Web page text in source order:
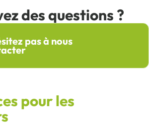
des questions ?
pas à nous
pour les